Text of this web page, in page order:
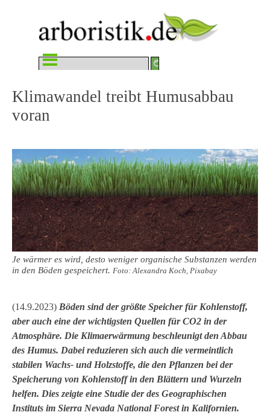
Menü überspringen
Klimawandel treibt Humusabbau
voran
Je wärmer es wird, desto weniger organische Substanzen werden
in den Böden gespeichert. Foto: Alexandra Koch, Pixabay
(14.9.2023) Böden sind der größte Speicher für Kohlenstoff,
aber auch eine der wichtigsten Quellen für CO2 in der
Atmosphäre. Die Klimaerwärmung beschleunigt den Abbau
des Humus. Dabei reduzieren sich auch die vermeintlich
stabilen Wachs- und Holzstoffe, die den Pflanzen bei der
Speicherung von Kohlenstoff in den Blättern und Wurzeln
helfen. Dies zeigte eine Studie der des Geographischen
Instituts im Sierra Nevada National Forest in Kalifornien.